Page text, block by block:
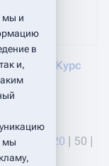
50 20 | 50 |
мы и
в
и,
мы